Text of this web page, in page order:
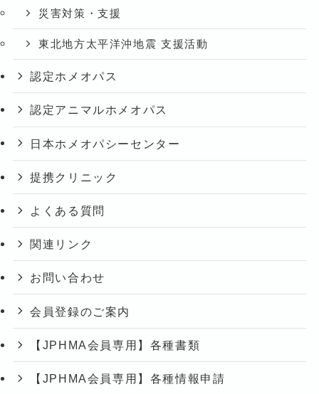
災害対策・支援
東北地方太平洋沖地震 支援活動
認定ホメオパス
認定アニマルホメオパス
日本ホメオパシーセンター
提携クリニック
よくある質問
関連リンク
お問い合わせ
会員登録のご案内
【JPHMA会員専用】各種書類
【JPHMA会員専用】各種情報申請